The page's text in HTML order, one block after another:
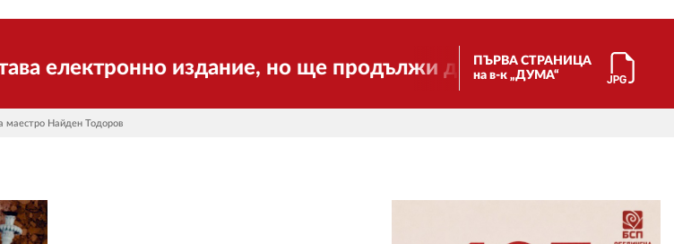
издание, но ще продължи да работи за вас и за
ПЪРВА СТРАНИЦА
на в-к „ДУМА“
маестро Найден Тодоров
ОБЩЕСТВО